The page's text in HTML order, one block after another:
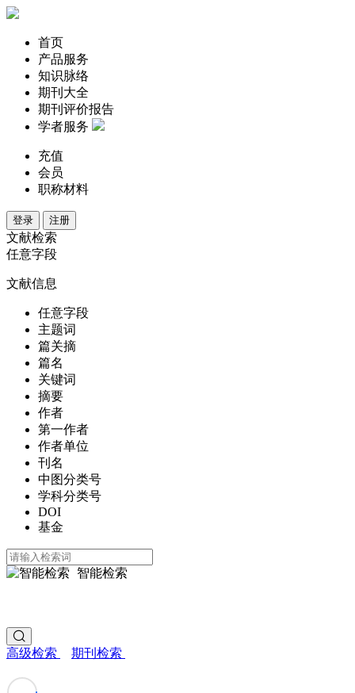
首页
产品服务
知识脉络
期刊大全
期刊评价报告
学者服务
充值
会员
职称材料
登录 注册
文献检索
任意字段
文献信息
任意字段
主题词
篇关摘
篇名
关键词
摘要
作者
第一作者
作者单位
刊名
中图分类号
学科分类号
DOI
基金
智能检索
高级检索 期刊检索